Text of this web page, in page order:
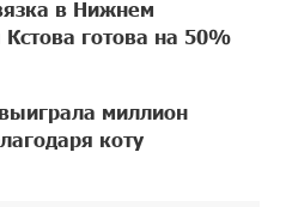
в Нижнем
готова на 50%
миллион
коту